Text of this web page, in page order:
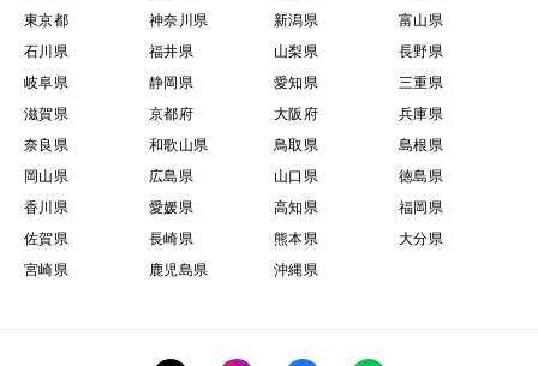
東京都
神奈川県 新潟県
富山県
石川県
福井県 山梨県
長野県
岐阜県
静岡県 愛知県
三重県
滋賀県
京都府 大阪府
兵庫県
奈良県
和歌山県 鳥取県
島根県
岡山県
広島県 山口県
徳島県
香川県
愛媛県 高知県
福岡県
佐賀県
長崎県 熊本県
大分県
宮崎県
鹿児島県 沖縄県